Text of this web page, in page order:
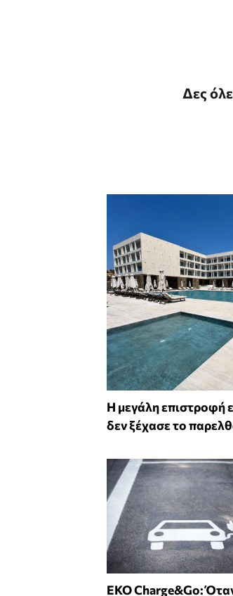
Δες
Η μεγάλη επιστροφή
δεν ξέχασε το
EKO Charge&Go: